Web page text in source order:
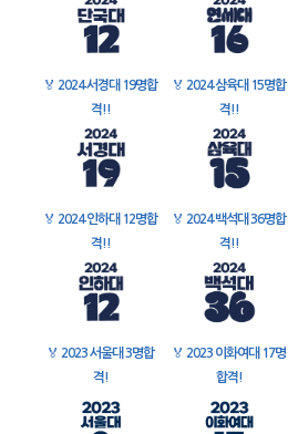
🏅 2024 서경대 19명합
격!!
🏅 2024 삼육대 15명합
격!!
🏅 2024 인하대 12명합
격!!
🏅 2024 백석대 36명합
격!!
🏅 2023 서울대 3명합
격!
🏅 2023 이화여대 17명
합격!